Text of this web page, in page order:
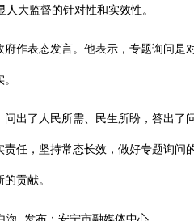
人大监督的针对性和实效性。
表态发言。他表示，专题询问是
了人民所需、民生所盼，答出了
任，坚持常态长效，做好专题询
贡献。
发布：安宁市融媒体中心